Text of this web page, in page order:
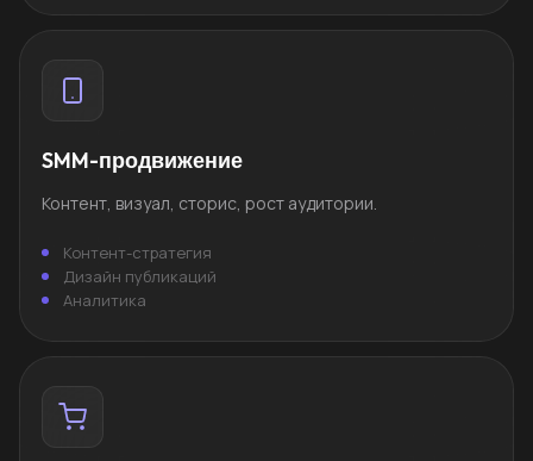
SMM-продвижение
Контент, визуал, сторис, рост аудитории.
Контент-стратегия
Дизайн публикаций
Аналитика